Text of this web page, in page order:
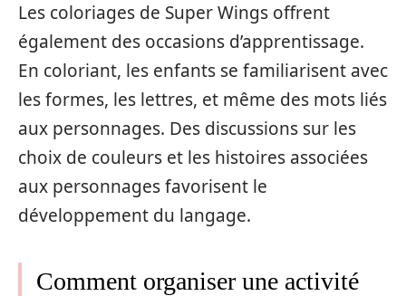
Les coloriages de Super Wings offrent
également des occasions d’apprentissage.
En coloriant, les enfants se familiarisent avec
les formes, les lettres, et même des mots liés
aux personnages. Des discussions sur les
choix de couleurs et les histoires associées
aux personnages favorisent le
développement du langage.
Comment organiser une activité